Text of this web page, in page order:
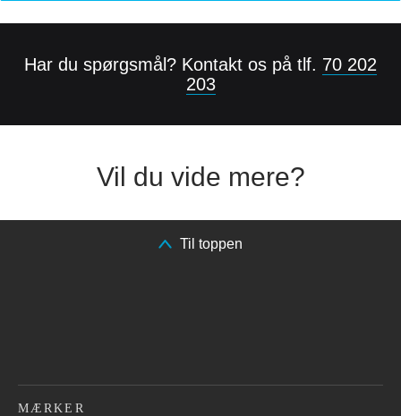
Har du spørgsmål? Kontakt os på tlf. 70 202
203
Vil du vide mere?
MÆRKER
Til toppen